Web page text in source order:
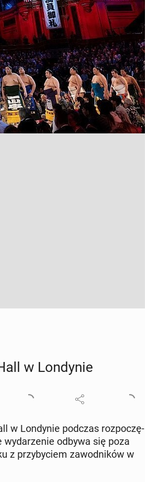
w Lon­dy­nie
w Lon­dy­nie podczas roz­po­czę­
odbywa się poza
z przy­by­ciem za­wod­ni­ków w